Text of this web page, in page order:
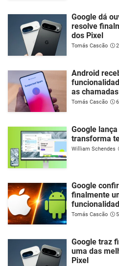
Google dá
resolve
dos Pixel
Tomás Cascão
Android
as
Tomás Cascão
Google
transforma
William Schendes
Google
finalmente
Tomás Cascão
Google traz
uma das
Pixel